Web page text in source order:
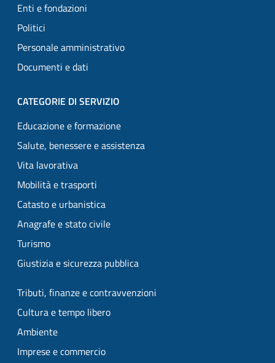
Enti e fondazioni
Politici
Personale amministrativo
Documenti e dati
CATEGORIE DI SERVIZIO
Educazione e formazione
Salute, benessere e assistenza
Vita lavorativa
Mobilità e trasporti
Catasto e urbanistica
Anagrafe e stato civile
Turismo
Giustizia e sicurezza pubblica
Tributi, finanze e contravvenzioni
Cultura e tempo libero
Ambiente
Imprese e commercio